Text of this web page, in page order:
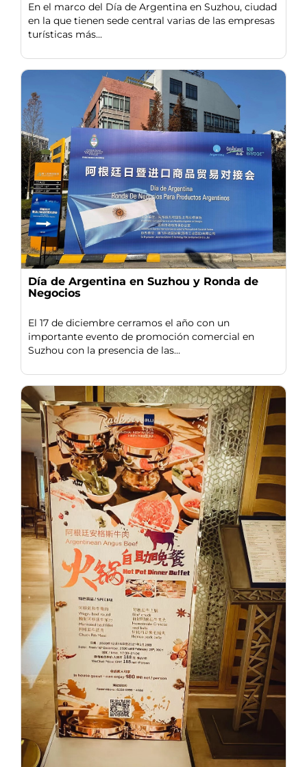
En el marco del Día de Argentina en Suzhou, ciudad
en la que tienen sede central varias de las empresas
turísticas más...
Día de Argentina en Suzhou y Ronda de
Negocios
El 17 de diciembre cerramos el año con un
importante evento de promoción comercial en
Suzhou con la presencia de las...